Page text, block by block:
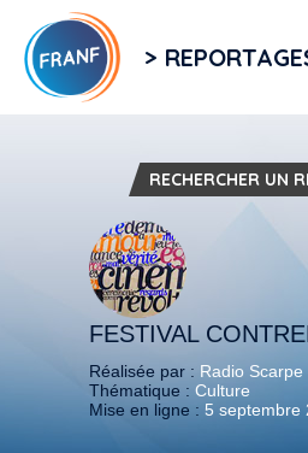
>
RECHERCHER UN
FESTIVAL
Réalisée par : Radio Scarpe
Thématique : Culture
Mise en ligne : 5 septembre